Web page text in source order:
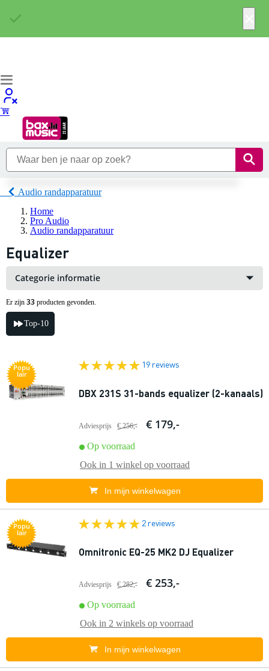
Audio randapparatuur
Home
Pro Audio
Audio randapparatuur
Equalizer
Categorie informatie
Er zijn 33 producten gevonden.
Top-10
Popu
lair
19 reviews
DBX 231S 31-bands equalizer (2-kanaals)
Adviesprijs € 256,- € 179,-
Op voorraad
Ook in 1 winkel op voorraad
In mijn winkelwagen
Popu
lair
2 reviews
Omnitronic EQ-25 MK2 DJ Equalizer
Adviesprijs € 282,- € 253,-
Op voorraad
Ook in 2 winkels op voorraad
In mijn winkelwagen